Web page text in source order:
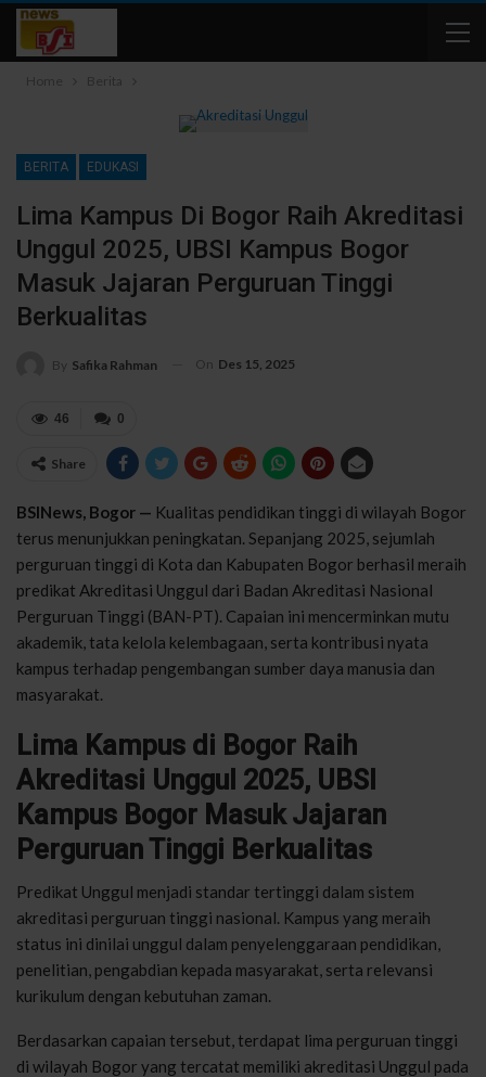
Home Berita
BERITA EDUKASI
Lima Kampus Di Bogor Raih Akreditasi
Unggul 2025, UBSI Kampus Bogor
Masuk Jajaran Perguruan Tinggi
Berkualitas
By Safika Rahman On Des 15, 2025
0
46
Share
BSINews, Bogor — Kualitas pendidikan tinggi di wilayah Bogor
terus menunjukkan peningkatan. Sepanjang 2025, sejumlah
perguruan tinggi di Kota dan Kabupaten Bogor berhasil meraih
predikat Akreditasi Unggul dari Badan Akreditasi Nasional
Perguruan Tinggi (BAN-PT). Capaian ini mencerminkan mutu
akademik, tata kelola kelembagaan, serta kontribusi nyata
kampus terhadap pengembangan sumber daya manusia dan
masyarakat.
Lima Kampus di Bogor Raih
Akreditasi Unggul 2025, UBSI
Kampus Bogor Masuk Jajaran
Perguruan Tinggi Berkualitas
Predikat Unggul menjadi standar tertinggi dalam sistem
akreditasi perguruan tinggi nasional. Kampus yang meraih
status ini dinilai unggul dalam penyelenggaraan pendidikan,
penelitian, pengabdian kepada masyarakat, serta relevansi
kurikulum dengan kebutuhan zaman.
Berdasarkan capaian tersebut, terdapat lima perguruan tinggi
di wilayah Bogor yang tercatat memiliki akreditasi Unggul pada